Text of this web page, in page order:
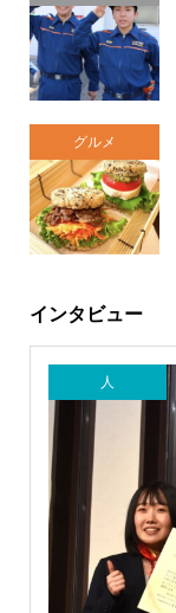
グルメ
インタビュー
人